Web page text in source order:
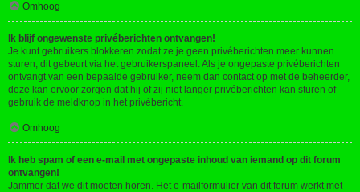
Omhoog
Ik blijf ongewenste privéberichten ontvangen!
Je kunt gebruikers blokkeren zodat ze je geen privéberichten meer kunnen
sturen, dit gebeurt via het gebruikerspaneel. Als je ongepaste privéberichten
ontvangt van een bepaalde gebruiker, neem dan contact op met de beheerder,
deze kan ervoor zorgen dat hij of zij niet langer privéberichten kan sturen of
gebruik de meldknop in het privébericht.
Omhoog
Ik heb spam of een e-mail met ongepaste inhoud van iemand op dit forum
ontvangen!
Jammer dat we dit moeten horen. Het e-mailformulier van dit forum werkt met